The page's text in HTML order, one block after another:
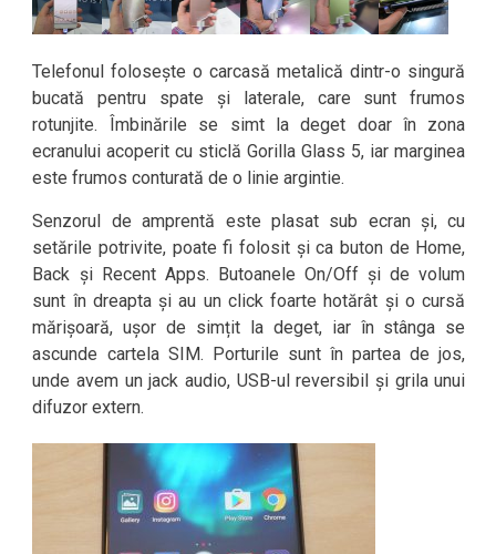
Telefonul folosește o carcasă metalică dintr-o singură
bucată pentru spate și laterale, care sunt frumos
rotunjite. Îmbinările se simt la deget doar în zona
ecranului acoperit cu sticlă Gorilla Glass 5, iar marginea
este frumos conturată de o linie argintie.
Senzorul de amprentă este plasat sub ecran și, cu
setările potrivite, poate fi folosit și ca buton de Home,
Back și Recent Apps. Butoanele On/Off și de volum
sunt în dreapta și au un click foarte hotărât și o cursă
mărișoară, ușor de simțit la deget, iar în stânga se
ascunde cartela SIM. Porturile sunt în partea de jos,
unde avem un jack audio, USB-ul reversibil și grila unui
difuzor extern.